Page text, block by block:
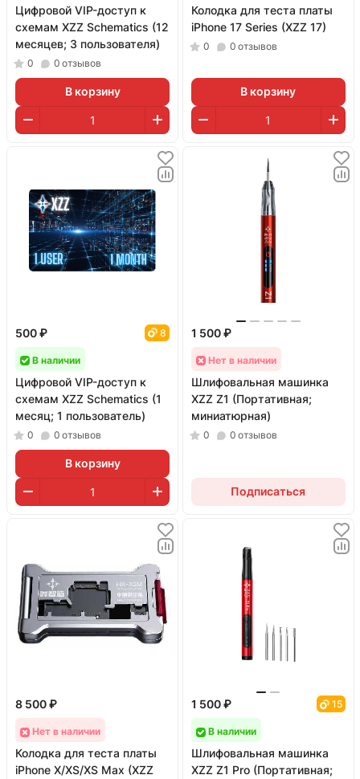
Цифровой VIP-доступ к
схемам XZZ Schematics (12
месяцев; 3 пользователя)
0 0 отзывов
В корзину
Колодка для теста платы
iPhone 17 Series (XZZ 17)
0 0 отзывов
В корзину
500 ₽ 8
В наличии
Цифровой VIP-доступ к
схемам XZZ Schematics (1
месяц; 1 пользователь)
0 0 отзывов
В корзину
1 500 ₽
Нет в наличии
Шлифовальная машинка
XZZ Z1 (Портативная;
миниатюрная)
0 0 отзывов
Подписаться
8 500 ₽
Нет в наличии
Колодка для теста платы
iPhone X/XS/XS Max (XZZ
1 500 ₽ 15
В наличии
Шлифовальная машинка
XZZ Z1 Pro (Портативная;